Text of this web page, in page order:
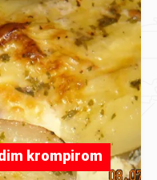
krompirom